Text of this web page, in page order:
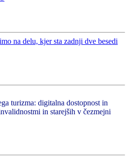
turizma: digitalna dostopnost in
in starejših v čezmejni